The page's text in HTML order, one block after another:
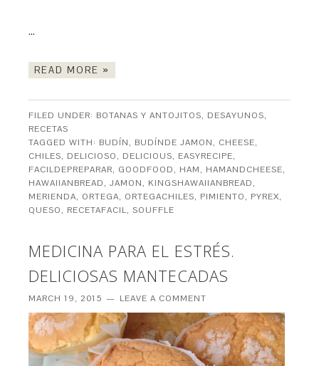
…
READ MORE »
FILED UNDER: BOTANAS Y ANTOJITOS, DESAYUNOS,
RECETAS
TAGGED WITH: BUDÍN, BUDÍNDE JAMON, CHEESE,
CHILES, DELICIOSO, DELICIOUS, EASYRECIPE,
FACILDEPREPARAR, GOODFOOD, HAM, HAMANDCHEESE,
HAWAIIANBREAD,JAMON, KINGSHAWAIIANBREAD,
MERIENDA, ORTEGA, ORTEGACHILES, PIMIENTO, PYREX,
QUESO, RECETAFACIL,SOUFFLE
MEDICINA PARA EL ESTRÉS.
DELICIOSAS MANTECADAS
MARCH 19, 2015 LEAVE A COMMENT